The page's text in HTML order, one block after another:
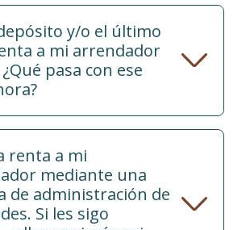
y/o el último
a mi arrendador
pasa con ese
renta a mi
mediante una
de administración de
Si les sigo